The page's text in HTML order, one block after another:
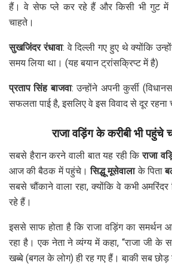
हैं। वे सेफ प्ले कर रहे हैं और किसी भी गुट में
चाहते।
सुखजिंदर रंधावा: वे दिल्ली गए हुए थे क्योंकि
समय लिया था। (यह बयान ट्रांसक्रिप्ट में है)
प्रताप सिंह बाजवा: उन्होंने अपनी कुर्सी
सफलता पाई है, इसलिए वे इस विवाद से दूर रहना
राजा वड़िंग के करीबी भी पहुंचे
सबसे हैरान करने वाली बात यह रही किराजा
आज की बैठक में पहुंचे।सिद्धू मूसेवालाके पिता
सबसे चौंकाने वाला रहा, क्योंकि वे कभी अमरिंदर
रहे हैं।
इससे साफ होता है कि राजा वड़िंग का समर्थन
रहा है। एक नेता ने व्यंग्य में कहा, “राजा जी
खब्बे (बगल के लोग) ही रह गए हैं। बाकी सब छोड़